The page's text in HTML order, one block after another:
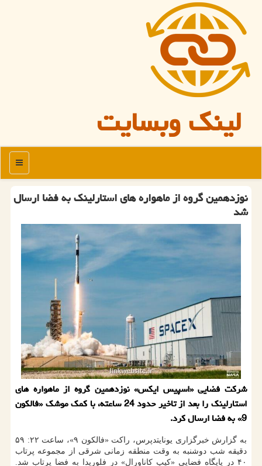
لینک وبسایت
منو
نوزدهمین گروه از ماهواره های استارلینك به فضا ارسال
شد
شرکت فضایی «اسپیس ایکس» نوزدهمین گروه از ماهواره های
استارلینک را بعد از تاخیر حدود 24 ساعته، با کمک موشک «فالکون
9» به فضا ارسال کرد.
به گزارش خبرگزاری یونایتدپرس، راکت «فالکون ۹»، ساعت ۲۲: ۵۹
دقیقه شب دوشنبه به وقت منطقه زمانی شرقی از مجموعه پرتاب
۴۰ در پایگاه فضایی «کیپ کاناورال» در فلوریدا به فضا پرتاب شد.